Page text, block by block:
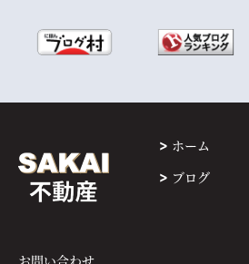
ホーム
ブログ
お問い合わせ